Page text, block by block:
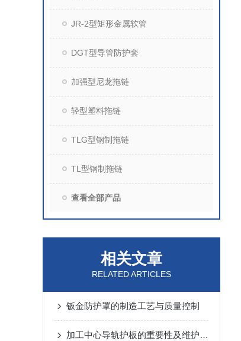
JR-2型矩形金属软管
DGT型导管防护套
加强型尼龙拖链
轻型塑料拖链
TLG型钢制拖链
TL型钢制拖链
查看全部产品
相关文章
RELATED ARTICLES
钣金防护罩的制造工艺与质量控制
加工中心导轨护板的重要性及维护方法